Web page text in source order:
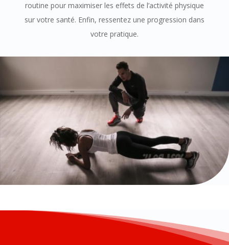
routine pour maximiser les effets de l’activité physique
sur votre santé. Enfin, ressentez une progression dans
votre pratique.